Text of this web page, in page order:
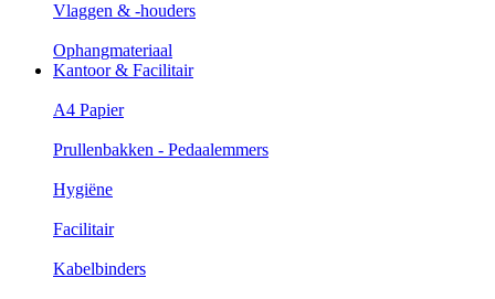
Vlaggen & -houders
Ophangmateriaal
Kantoor & Facilitair
A4 Papier
Prullenbakken - Pedaalemmers
Hygiëne
Facilitair
Kabelbinders